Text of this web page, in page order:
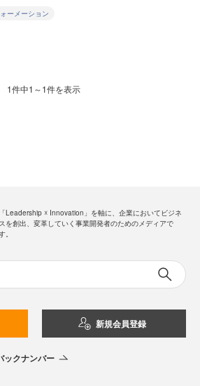
ーメーション
1件中1～1件を表示
「Leadership ☓ Innovation」を軸に、企業においてビジネ
スを創出、変革していく事業開発者のためのメディアで
。
新規会員登録
ックナンバー